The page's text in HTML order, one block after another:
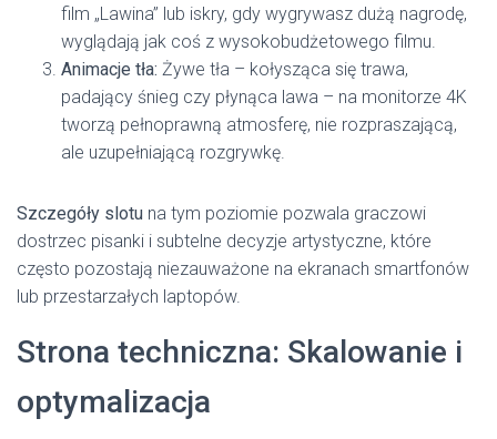
film „Lawina” lub iskry, gdy wygrywasz dużą nagrodę,
wyglądają jak coś z wysokobudżetowego filmu.
Animacje tła: Żywe tła – kołysząca się trawa,
padający śnieg czy płynąca lawa – na monitorze 4K
tworzą pełnoprawną atmosferę, nie rozpraszającą,
ale uzupełniającą rozgrywkę.
Szczegóły slotu na tym poziomie pozwala graczowi
dostrzec pisanki i subtelne decyzje artystyczne, które
często pozostają niezauważone na ekranach smartfonów
lub przestarzałych laptopów.
Strona techniczna: Skalowanie i
optymalizacja